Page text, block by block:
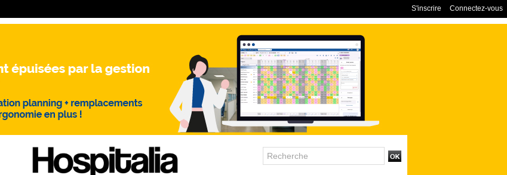
Connectez-vous
S'inscrire